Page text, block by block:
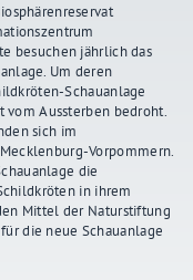
besuchen jährlich das
Um deren
Schauanlage
Aussterben bedroht.
sich im
Vorpommern.
die
in ihrem
Mittel der Naturstiftung
die neue Schauanlage